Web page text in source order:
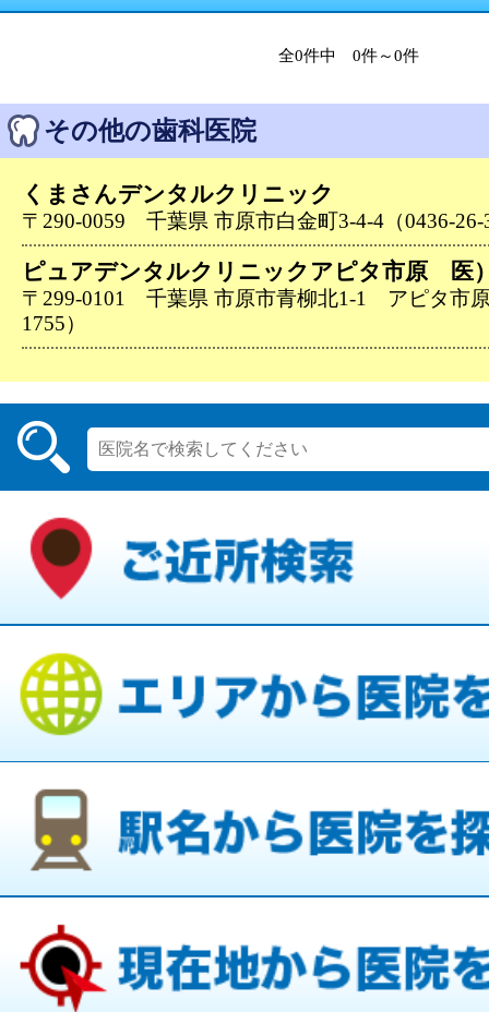
全0件中 0件～0件
その他の歯科医院
くまさんデンタルクリニック
〒290-0059 千葉県 市原市白金町3-4-4（0436-26-
ピュアデンタルクリニックアピタ市原 医
〒299-0101 千葉県 市原市青柳北1-1 アピタ市
1755）